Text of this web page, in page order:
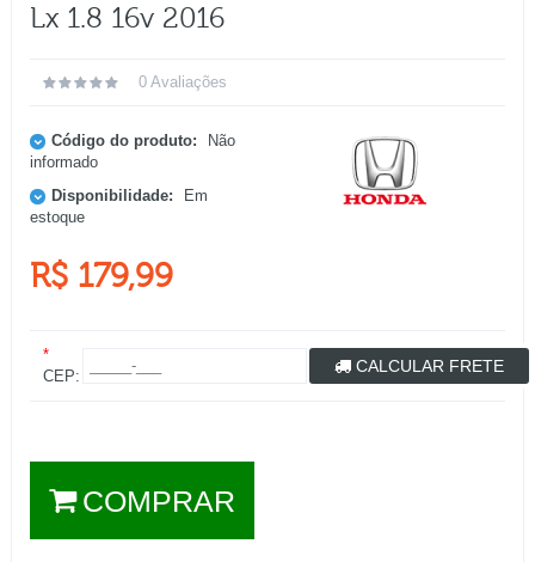
Lx 1.8 16v 2016
0 Avaliações
Código do produto:
Não
informado
Disponibilidade:
Em
estoque
R$ 179,99
*
CEP:
CALCULAR FRETE
COMPRAR